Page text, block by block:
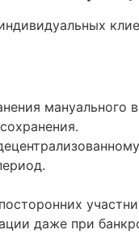
мануального
даже при